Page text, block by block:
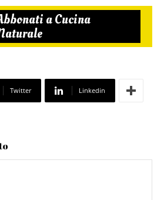
a Cucina
Twitter Linkedin